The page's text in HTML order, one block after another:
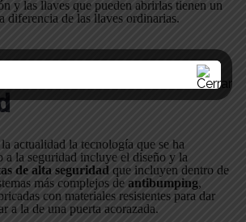
y las llaves que pueden abrirlas tienen un
diferencia de las llaves ordinarias.
una puerta de
actualidad la tecnología que se ha
a la seguridad incluye el diseño y la
de alta seguridad que incluyen dentro de
más complejos de antibumping,
con materiales resistentes para dar
a la de una puerta acorazada.